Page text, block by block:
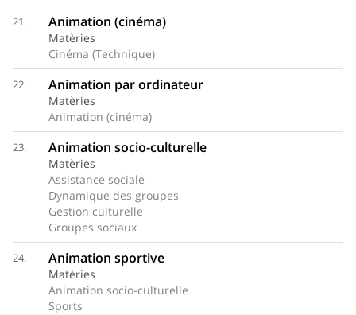
21. Animation (cinéma)
Matèries
Cinéma (Technique)
22. Animation par ordinateur
Matèries
Animation (cinéma)
23. Animation socio-culturelle
Matèries
Assistance sociale
Dynamique des groupes
Gestion culturelle
Groupes sociaux
24. Animation sportive
Matèries
Animation socio-culturelle
Sports